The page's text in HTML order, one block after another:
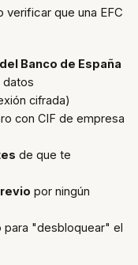
que una EFC
Banco de España
datos
cifrada)
con CIF de empresa
de que te
por ningún
para "desbloquear" el